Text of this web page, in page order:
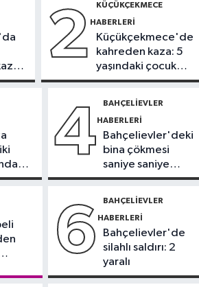
kazaya neden oldu
Küçükçekmece Haberleri
Deresi'nde batık tekneler
Kadınlarda oran yüzde 40’larda
yağış ve fırtına geliyor
2 KÜÇÜKÇEKMECE
HABERLERI
Küçükçekmece'de
kahreden kaza: 5
yaşındaki çocuk
yoğun bakımda
4 BAHÇELIEVLER
HABERLERI
Bahçelievler'deki
bina çökmesi
saniye saniye
görüntülendi
6 BAHÇELIEVLER
HABERLERI
Bahçelievler'de
silahlı saldırı: 2
yaralı